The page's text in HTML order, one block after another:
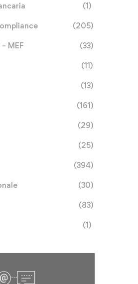
(1)
(205)
MEF (33)
(11)
(13)
(161)
(29)
(25)
(394)
(30)
(83)
(1)